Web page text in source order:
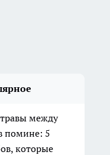
между
помине: 5
которые